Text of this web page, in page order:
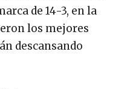
de 14-3, en la
los mejores
descansando